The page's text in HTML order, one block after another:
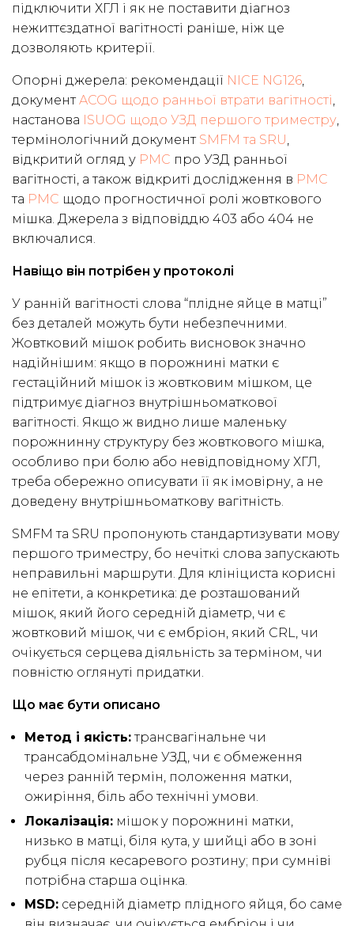
підключити ХГЛ і як не поставити діагноз
нежиттєздатної вагітності раніше, ніж це
дозволяють критерії.
Опорні джерела: рекомендації NICE NG126,
документACOG щодо ранньої втрати вагітності,
настанова ISUOG щодо УЗД першого триместру,
термінологічний документ SMFM та SRU,
відкритий огляд у PMC про УЗД ранньої
вагітності, а також відкриті дослідження в PMC
та PMC щодо прогностичної ролі жовткового
мішка. Джерела з відповіддю 403 або 404 не
включалися.
Навіщо він потрібен у протоколі
У ранній вагітності слова “плідне яйце в матці”
без деталей можуть бути небезпечними.
Жовтковий мішок робить висновок значно
надійнішим: якщо в порожнині матки є
гестаційний мішок із жовтковим мішком, це
підтримує діагноз внутрішньоматкової
вагітності. Якщо ж видно лише маленьку
порожнинну структуру без жовткового мішка,
особливо при болю або невідповідному ХГЛ,
треба обережно описувати її як імовірну, а не
доведену внутрішньоматкову вагітність.
SMFM та SRU пропонують стандартизувати мову
першого триместру, бо нечіткі слова запускають
неправильні маршрути. Для клініциста корисні
не епітети, а конкретика: де розташований
мішок, який його середній діаметр, чи є
жовтковий мішок, чи є ембріон, який CRL, чи
очікується серцева діяльність за терміном, чи
повністю оглянуті придатки.
Що має бути описано
Метод і якість:трансвагінальне чи
трансабдомінальне УЗД, чи є обмеження
через ранній термін, положення матки,
ожиріння, біль або технічні умови.
Локалізація: мішок у порожнині матки,
низько в матці, біля кута, у шийці або в зоні
рубця після кесаревого розтину; при сумніві
потрібна старша оцінка.
MSD: середній діаметр плідного яйця, бо саме